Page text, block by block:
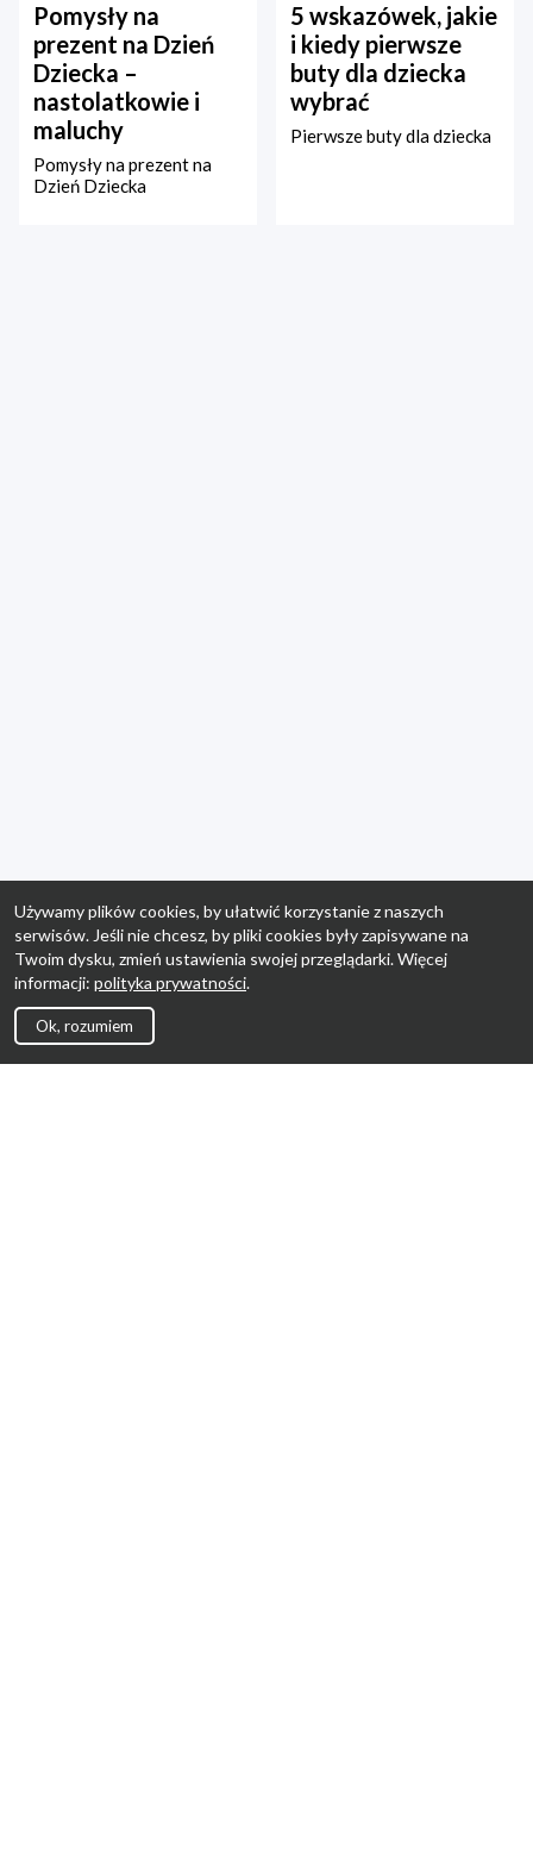
Pomysły na
prezent na Dzień
Dziecka –
nastolatkowie i
maluchy
Pomysły na prezent na
Dzień Dziecka
5 wskazówek, jakie
i kiedy pierwsze
buty dla dziecka
wybrać
Pierwsze buty dla dziecka
Używamy plików cookies, by ułatwić korzystanie z naszych
serwisów. Jeśli nie chcesz, by pliki cookies były zapisywane na
Twoim dysku, zmień ustawienia swojej przeglądarki. Więcej
informacji: polityka prywatności.
Ok, rozumiem